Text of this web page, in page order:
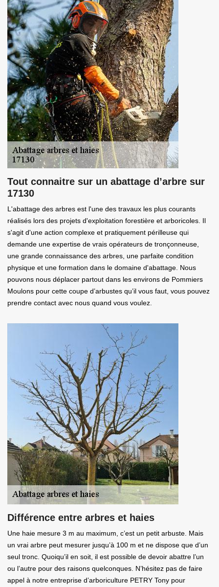
Tout connaitre sur un abattage d’arbre sur
17130
L'abattage des arbres est l'une des travaux les plus courants
réalisés lors des projets d'exploitation forestière et arboricoles. Il
s'agit d'une action complexe et pratiquement périlleuse qui
demande une expertise de vrais opérateurs de tronçonneuse,
une grande connaissance des arbres, une parfaite condition
physique et une formation dans le domaine d'abattage. Nous
pouvons nous déplacer partout dans les environs de Pommiers
Moulons pour cette coupe d’arbustes qu’il vous faut, vous pouvez
prendre contact avec nous quand vous voulez.
Différence entre arbres et haies
Une haie mesure 3 m au maximum, c’est un petit arbuste. Mais
un vrai arbre peut mesurer jusqu’à 100 m et ne dispose que d’un
seul tronc. Quoiqu’il en soit, il est possible de devoir abattre l’un
ou l’autre pour des raisons quelconques. N’hésitez pas de faire
appel à notre entreprise d’arboriculture PETRY Tony pour